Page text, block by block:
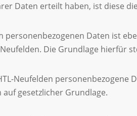
Daten erteilt haben, ist diese
personenbezogenen Daten ist
Die Grundlage hierfür
Neufelden
gesetzlicher Grundlage.